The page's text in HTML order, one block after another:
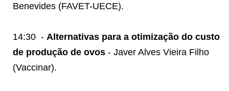
Benevides (FAVET-UECE).
14:30 - Alternativas para a otimização do custo
de produção de ovos - Javer Alves Vieira Filho
(Vaccinar).